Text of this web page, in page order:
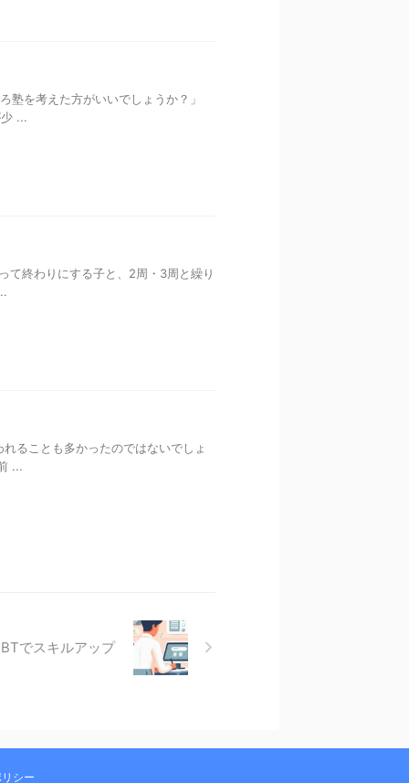
塾を考えた方がいいでしょうか？」
...
て終わりにする子と、2周・3周と繰り
ることも多かったのではないでしょ
...
でスキルアップ
シー